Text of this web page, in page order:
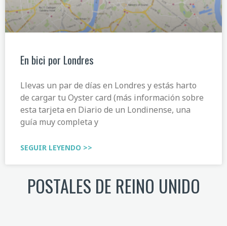
En bici por Londres
Llevas un par de días en Londres y estás harto
de cargar tu Oyster card (más información sobre
esta tarjeta en Diario de un Londinense, una
guía muy completa y
SEGUIR LEYENDO >>
POSTALES DE REINO UNIDO​